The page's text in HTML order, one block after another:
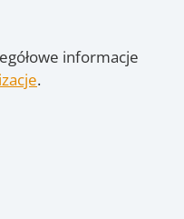
informacje
.